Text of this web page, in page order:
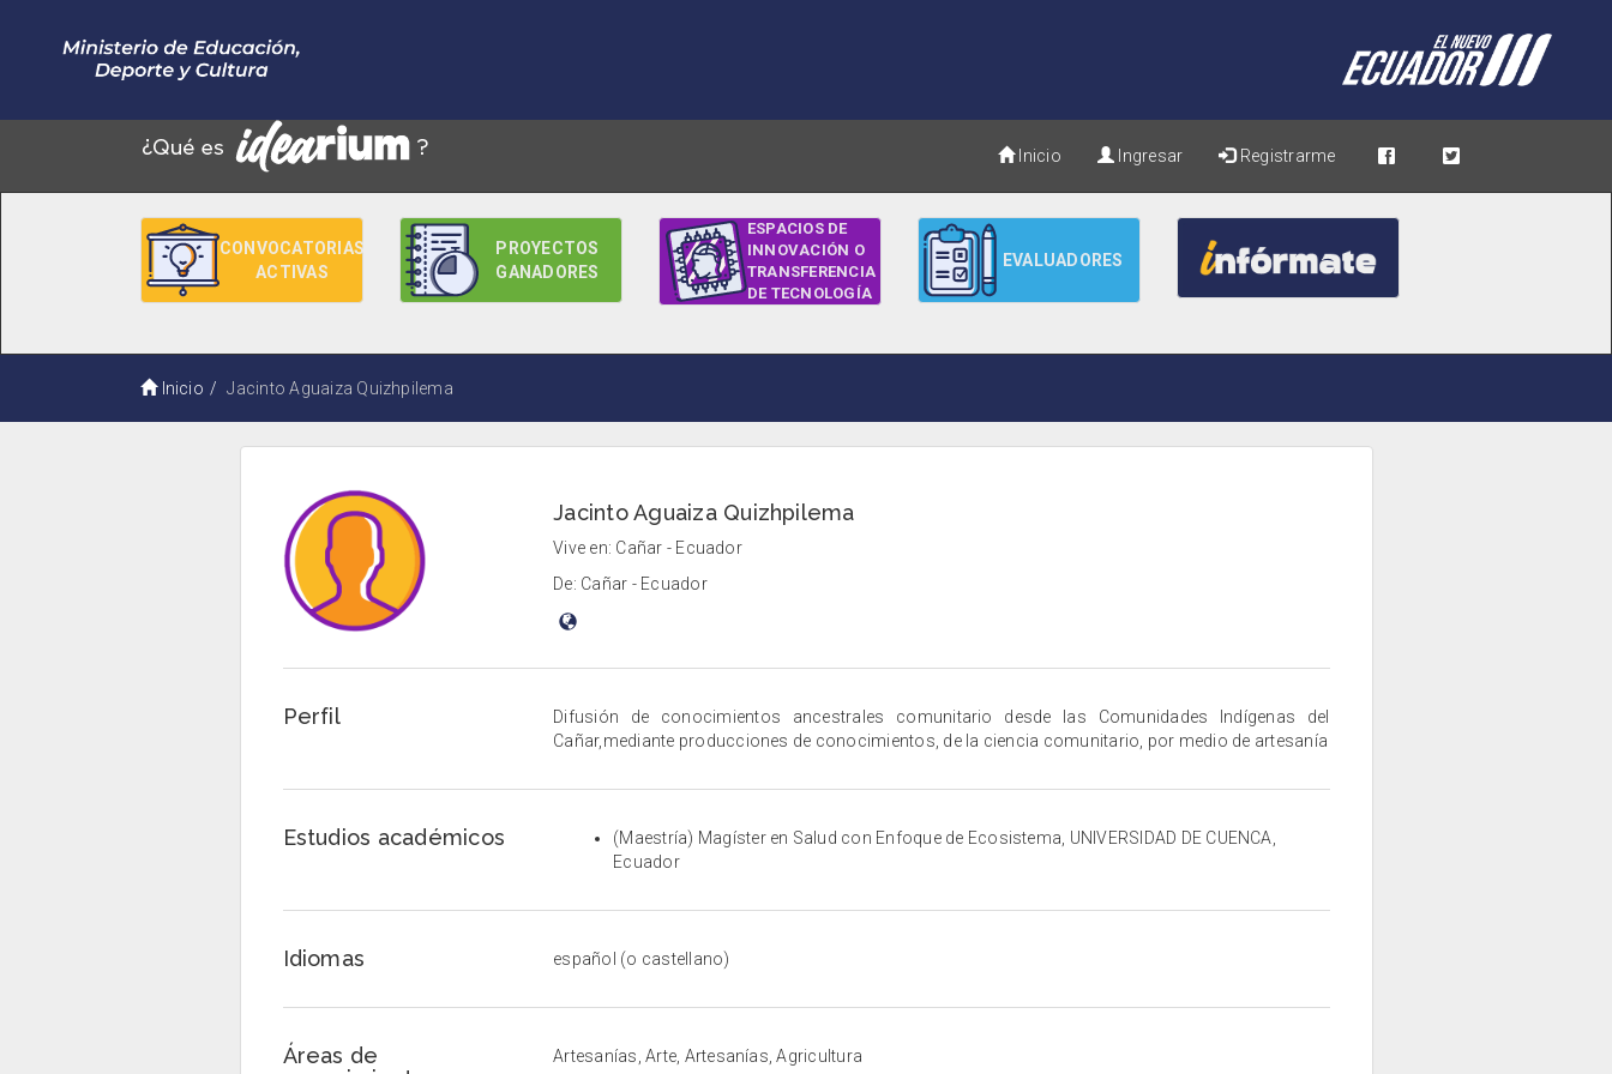
Inicio Ingresar Registrarme
CONVOCATORIAS
ACTIVAS
PROYECTOS
GANADORES
ESPACIOS DE
INNOVACIÓN O
TRANSFERENCIA
DE TECNOLOGÍA
EVALUADORES
Inicio Jacinto Aguaiza Quizhpilema
Jacinto Aguaiza Quizhpilema
Vive en: Cañar - Ecuador
De: Cañar - Ecuador
Perfil
Difusión de conocimientos ancestrales comunitario desde las Comunidades Indígenas del
Cañar,mediante producciones de conocimientos, de la ciencia comunitario, por medio de artesanía
Estudios académicos
(Maestría) Magíster en Salud con Enfoque de Ecosistema, UNIVERSIDAD DE CUENCA,
Ecuador
Idiomas español (o castellano)
Áreas de
Artesanías, Arte, Artesanías, Agricultura